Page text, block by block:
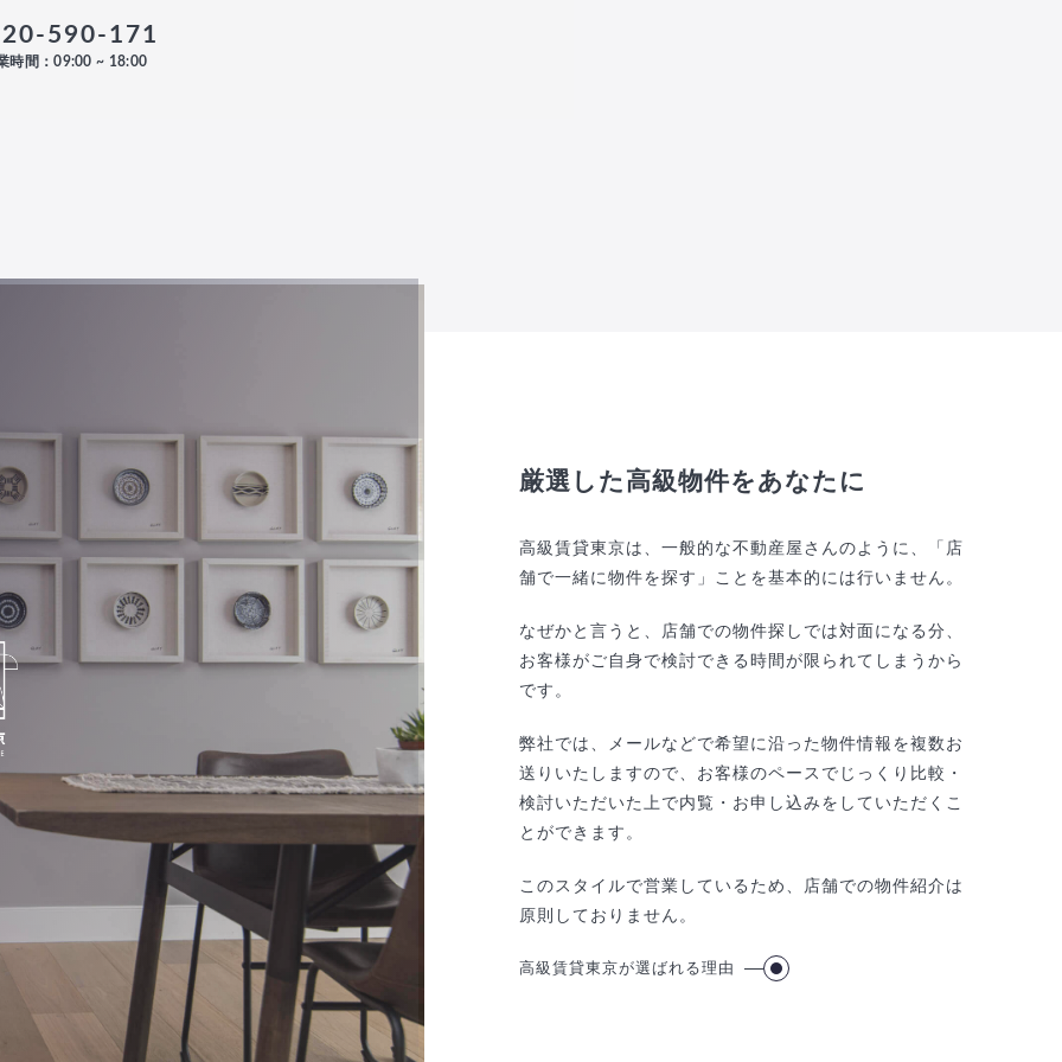
590-171
時間：09:00 ~ 18:00
厳選した高級物件をあなたに
高級賃貸東京は、一般的な不動産屋さんのように、「店
舗で一緒に物件を探す」ことを基本的には行いません。
なぜかと言うと、店舗での物件探しでは対面になる分、
お客様がご自身で検討できる時間が限られてしまうから
です。
弊社では、メールなどで希望に沿った物件情報を複数お
送りいたしますので、お客様のペースでじっくり比較・
検討いただいた上で内覧・お申し込みをしていただくこ
とができます。
このスタイルで営業しているため、店舗での物件紹介は
原則しておりません。
高級賃貸東京が選ばれる理由